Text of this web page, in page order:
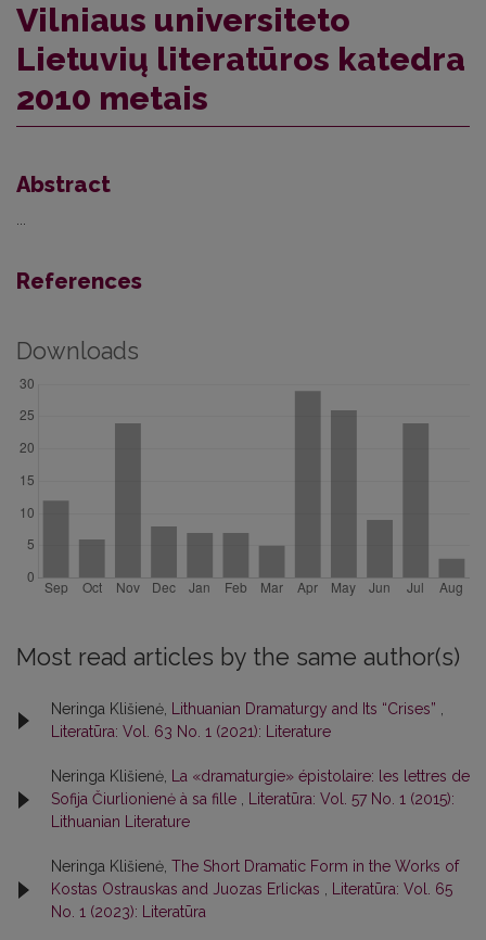
Vilniaus universiteto
Lietuvių literatūros katedra
2010 metais
Abstract
References
Downloads
Most read articles by the same author(s)
Neringa Klišienė, Lithuanian Dramaturgy and Its “Crises”
Literatūra: Vol. 63 No. 1 (2021): Literature
Neringa Klišienė,
La «dramaturgie» épistolaire: les lettres de
Sofija Čiurlionienė à sa fille
Literatūra: Vol. 57 No. 1 (2015):
Lithuanian Literature
Neringa Klišienė, The Short Dramatic Form in the Works of
Kostas Ostrauskas and Juozas Erlickas
Literatūra: Vol. 65
No. 1 (2023): Literatūra